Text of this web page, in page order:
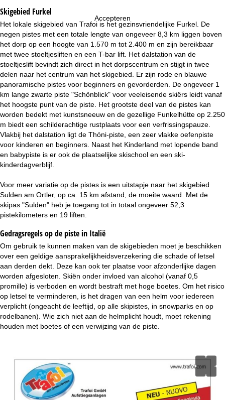
Accepteren
Skigebied Furkel
Het lokale skigebied van Trafoi is het gezinsvriendelijke Furkel. De
negen pistes met een totale lengte van ongeveer 8,3 km liggen boven
het dorp op een hoogte van 1.570 m tot 2.400 m en zijn bereikbaar
met twee stoeltjesliften en een T-bar lift. Het dalstation van de
stoeltjeslift bevindt zich direct in het dorpscentrum en stijgt in twee
delen naar het centrum van het skigebied. Er zijn rode en blauwe
panoramische pistes voor beginners en gevorderden. De ongeveer 1
km lange zwarte piste "Schönblick" voor veeleisende skiërs leidt vanaf
het hoogste punt van de piste. Het grootste deel van de pistes kan
worden bedekt met kunstsneeuw en de gezellige Funkelhütte op 2.250
m biedt een schilderachtige rustplaats voor een verfrissingspauze.
Vlakbij het dalstation ligt de Thöni-piste, een zeer vlakke oefenpiste
voor kinderen en beginners. Naast het Kinderland met lopende band
en babypiste is er ook de plaatselijke skischool en een ski-
kinderdagverblijf.
Voor meer variatie op de pistes is een uitstapje naar het skigebied
Sulden am Ortler, op ca. 15 km afstand, de moeite waard. Met de
skipas "Sulden" heb je toegang tot in totaal ongeveer 52,3
pistekilometers en 19 liften.
Gedragsregels op de piste in Italië
Om gebruik te kunnen maken van de skigebieden moet je beschikken
over een geldige aansprakelijkheidsverzekering die schade of letsel
aan derden dekt. Deze kan ook ter plaatse voor afzonderlijke dagen
worden afgesloten. Skiën onder invloed van alcohol (vanaf 0,5
promille) is verboden en wordt bestraft met hoge boetes. Om het risico
op letsel te verminderen, is het dragen van een helm voor iedereen
verplicht (ongeacht de leeftijd, op alle skipistes, in snowparks en op
rodelbanen). Wie zich niet aan de helmplicht houdt, moet rekening
houden met boetes of een verwijzing van de piste.